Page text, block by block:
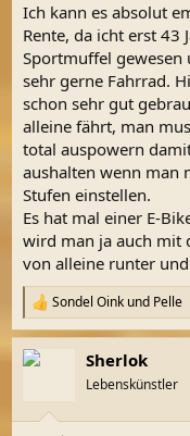
Ich kann es absolut
Rente, da icht erst 43
Sportmuffel gewesen
sehr gerne Fahrrad.
schon sehr gut
alleine fährt, man
total auspowern
aushalten wenn man
Stufen einstellen.
Es hat mal einer E-
wird man ja auch mit
von alleine runter
R
e
a
k
Sondel Oink und Pelle
Sherlok
Lebenskünstler